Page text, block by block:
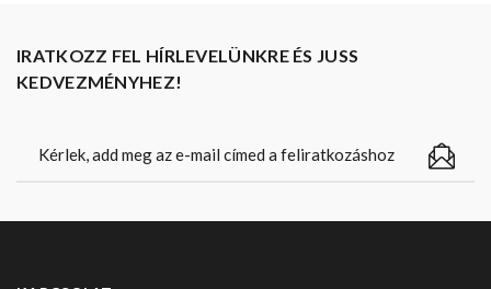
IRATKOZZ FEL HÍRLEVELÜNKRE ÉS JUSS
KEDVEZMÉNYHEZ!